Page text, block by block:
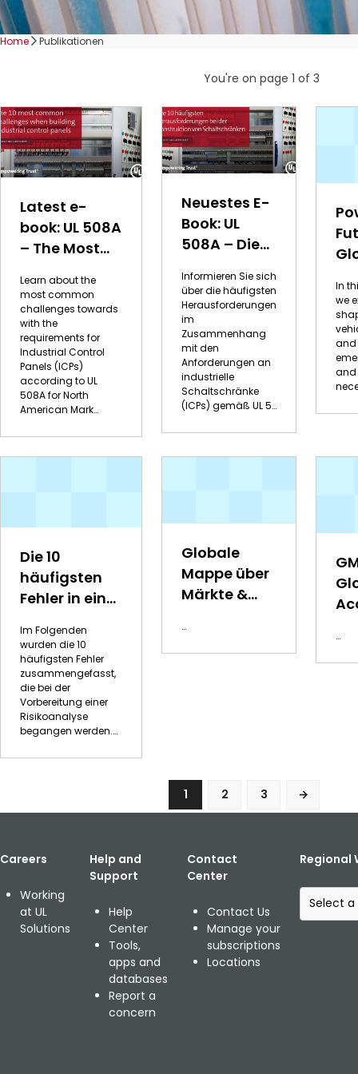
Home Publikationen
You're on page 1 of 3
Latest e-
book: UL 508A
– The Most
Pitfalls
Learn about the
most common
challenges towards
with the
requirements for
Industrial Control
Panels (ICPs)
according to UL
508A for North
American Mark…
Neuestes E-
Book: UL
508A – Die
Fallstricke
Informieren Sie sich
über die häufigsten
Herausforderungen
im
Zusammenhang
mit den
Anforderungen an
industrielle
Schaltschränke
(ICPs) gemäß UL 5…
In
we
and
and
Die 10
häufigsten
Fehler in einer
für
medizinische
Geräte nach
ISO 14971
2007/
(R)2010
Im Folgenden
wurden die 10
häufigsten Fehler
zusammengefasst,
die bei der
Vorbereitung einer
Risikoanalyse
begangen werden.…
Globale
Mappe über
Märkte &
von UL
(Englisch)
…
…
1 2 3
Careers
Working
at UL
Solutions
Help and
Support
Help
Center
Tools,
apps and
databases
Report a
concern
Contact
Center
Contact Us
Manage your
subscriptions
Locations
Regional
S